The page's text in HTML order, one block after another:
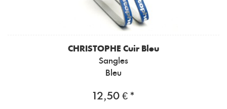
CHRISTOPHE Cuir Bleu
Sangles
Bleu
12,50 € *